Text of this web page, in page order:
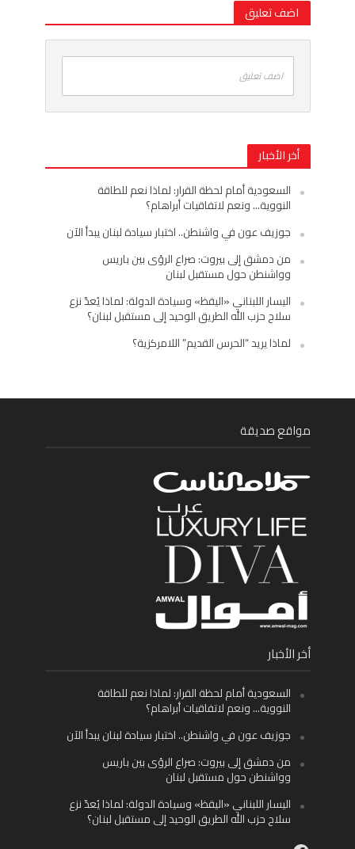
اضف تعليق
اضف تعليق
أخر الأخبار
السعودية أمام لحظة القرار: لماذا نعم للطاقة
النووية… ونعم لاتفاقيات أبراهام؟
جوزيف عون في واشنطن.. اختبار سيادة لبنان يبدأ الآن
من دمشق إلى بيروت: صراع الرؤى بين باريس
وواشنطن حول مستقبل لبنان
اليسار اللبناني «اليقظ» وسيادة الدولة: لماذا يُعدّ نزع
سلاح حزب الله الطريق الوحيد إلى مستقبل لبنان؟
لماذا يريد “الحرس القديم” اللامركزية؟
مواقع صديقة
أخر الأخبار
السعودية أمام لحظة القرار: لماذا نعم للطاقة
النووية… ونعم لاتفاقيات أبراهام؟
جوزيف عون في واشنطن.. اختبار سيادة لبنان يبدأ الآن
من دمشق إلى بيروت: صراع الرؤى بين باريس
وواشنطن حول مستقبل لبنان
اليسار اللبناني «اليقظ» وسيادة الدولة: لماذا يُعدّ نزع
سلاح حزب الله الطريق الوحيد إلى مستقبل لبنان؟